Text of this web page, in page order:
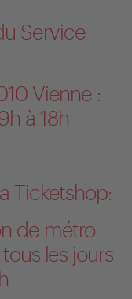
Service
Vienne :
à 18h
Ticketshop:
de métro
les jours